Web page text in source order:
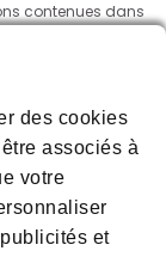
des cookies
associés à
votre
et
contenues dans
ou documents
pas être
dispositions
droit belge, et tout